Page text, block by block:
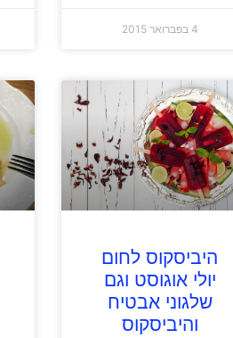
4 בפברואר 2015
היביסקוס לחום
יולי אוגוסט וגם
שלגוני אבטיח
והיביסקוס